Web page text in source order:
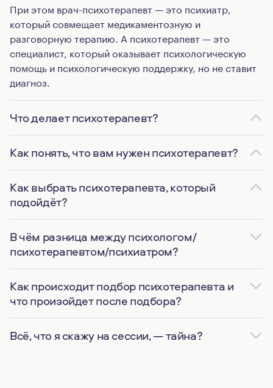
При этом врач-психотерапевт — это психиатр,
который совмещает медикаментозную и
разговорную терапию. А психотерапевт — это
специалист, который оказывает психологическую
помощь и психологическую поддержку, но не ставит
диагноз.
Что делает психотерапевт?
Как понять, что вам нужен психотерапевт?
Как выбрать психотерапевта, который
подойдёт?
В чём разница между психологом/
психотерапевтом/психиатром?
Как происходит подбор психотерапевта и
что произойдет после подбора?
Всё, что я скажу на сессии, — тайна?